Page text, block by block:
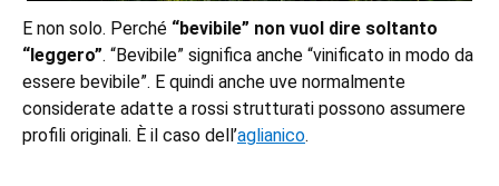
E non solo. Perché “bevibile” non vuol dire soltanto
“leggero”. “Bevibile” significa anche “vinificato in modo da
essere bevibile”. E quindi anche uve normalmente
considerate adatte a rossi strutturati possono assumere
profili originali. È il caso dell’aglianico.